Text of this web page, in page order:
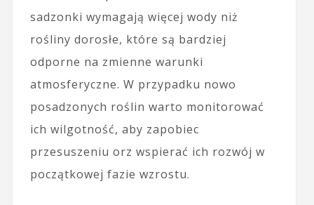
sadzonki wymagają więcej wody niż
rośliny dorosłe, które są bardziej
odporne na zmienne warunki
atmosferyczne. W przypadku nowo
posadzonych roślin warto monitorować
ich wilgotność, aby zapobiec
przesuszeniu orz wspierać ich rozwój w
początkowej fazie wzrostu.